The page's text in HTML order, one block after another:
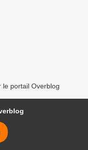
le portail Overblog